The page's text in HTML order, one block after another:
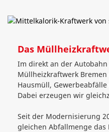
Das
Im direkt an der Autobahn
Müllheizkraftwerk
Hausmüll,
Dabei erzeugen wir
Seit der Modernisierung
gleichen Abfallmenge das